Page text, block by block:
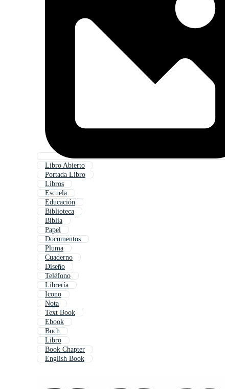
Libro Abierto
Portada Libro
Libros
Escuela
Educación
Biblioteca
Biblia
Papel
Documentos
Pluma
Cuaderno
Diseño
Teléfono
Librería
Icono
Nota
Text Book
Ebook
Buch
Libro
Book Chapter
English Book